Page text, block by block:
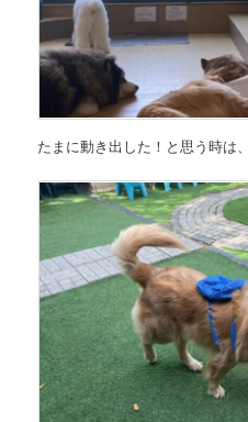
たまに動き出した！と思う時は